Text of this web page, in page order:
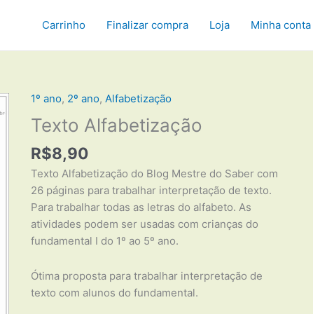
Carrinho Finalizar compra Loja Minha conta
1º ano, 2º ano, Alfabetização
Texto Alfabetização
R$8,90
Texto Alfabetização do Blog Mestre do Saber com
26 páginas para trabalhar interpretação de texto.
Para trabalhar todas as letras do alfabeto. As
atividades podem ser usadas com crianças do
fundamental I do 1º ao 5º ano.
Ótima proposta para trabalhar interpretação de
texto com alunos do fundamental.